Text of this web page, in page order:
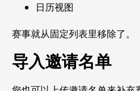
日历视图
赛事就从固定列表里移除了。
导入邀请名单